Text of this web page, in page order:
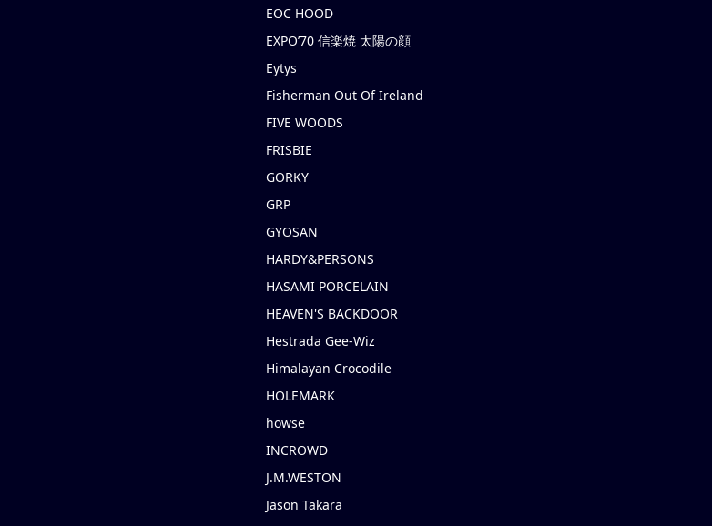
EOC HOOD
EXPO’70 信楽焼 太陽の顔
Eytys
Fisherman Out Of Ireland
FIVE WOODS
FRISBIE
GORKY
GRP
GYOSAN
HARDY&PERSONS
HASAMI PORCELAIN
HEAVEN'S BACKDOOR
Hestrada Gee-Wiz
Himalayan Crocodile
HOLEMARK
howse
INCROWD
J.M.WESTON
Jason Takara